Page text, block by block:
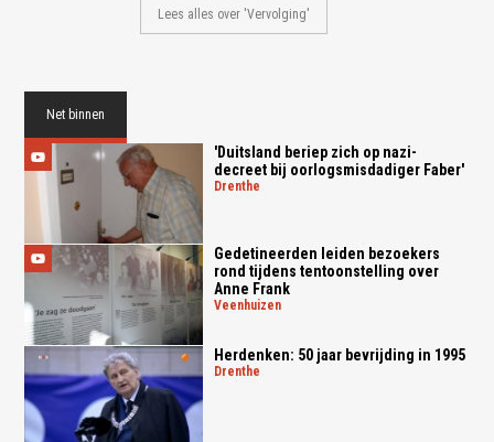
Lees alles over 'Vervolging'
Net binnen
'Duitsland beriep zich op nazi-
decreet bij oorlogsmisdadiger Faber'
drenthe
Gedetineerden leiden bezoekers
rond tijdens tentoonstelling over
Anne Frank
veenhuizen
Herdenken: 50 jaar bevrijding in 1995
drenthe